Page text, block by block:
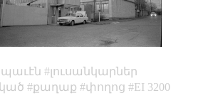
լուսանկարներ
քաղաք փողոց
EI 3200